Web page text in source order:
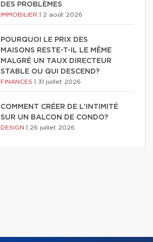
DES PROBLÈMES
IMMOBILIER 2 août 2026
POURQUOI LE PRIX DES
MAISONS RESTE-T-IL LE MÊME
MALGRÉ UN TAUX DIRECTEUR
STABLE OU QUI DESCEND?
FINANCES 31 juillet 2026
COMMENT CRÉER DE L'INTIMITÉ
SUR UN BALCON DE CONDO?
DESIGN 26 juillet 2026